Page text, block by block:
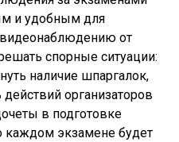
и удобным для
видеонаблюдению от
спорные ситуации:
наличие шпаргалок,
организаторов
в подготовке
экзамене будет